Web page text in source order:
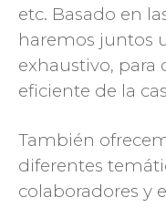
etc. Basado en
haremos juntos
exhaustivo,
eficiente de la
También
diferentes
colaboradores y